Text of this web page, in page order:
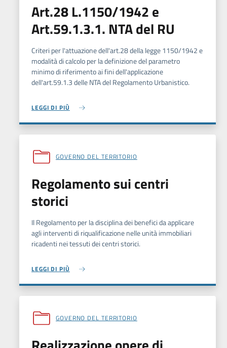
Art.28 L.1150/1942 e
Art.59.1.3.1. NTA del RU
Criteri per l'attuazione dell'art.28 della legge 1150/1942 e
modalità di calcolo per la definizione del parametro
minimo di riferimento ai fini dell'applicazione
dell'art.59.1.3 delle NTA del Regolamento Urbanistico.
LEGGI DI PIÙ
GOVERNO DEL TERRITORIO
Regolamento sui centri
storici
Il Regolamento per la disciplina dei benefici da applicare
agli interventi di riqualificazione nelle unità immobiliari
ricadenti nei tessuti dei centri storici.
LEGGI DI PIÙ
GOVERNO DEL TERRITORIO